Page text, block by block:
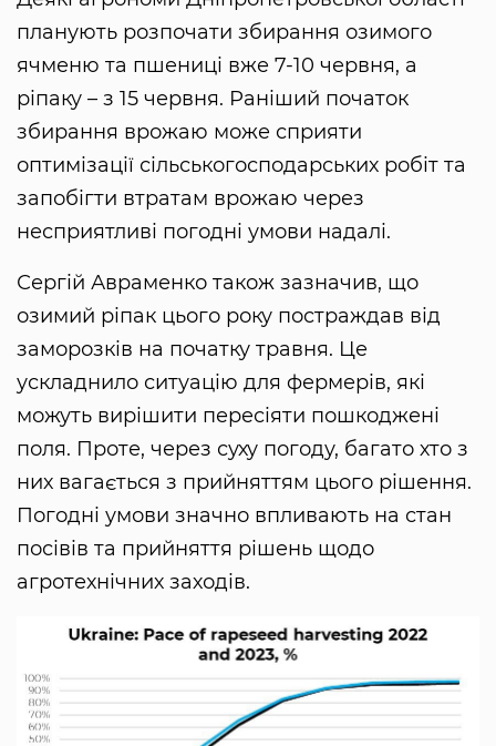
планують розпочати збирання озимого
ячменю та пшениці вже 7-10 червня, а
ріпаку – з 15 червня. Раніший початок
збирання врожаю може сприяти
оптимізації сільськогосподарських робіт та
запобігти втратам врожаю через
несприятливі погодні умови надалі.
Сергій Авраменко також зазначив, що
озимий ріпак цього року постраждав від
заморозків на початку травня. Це
ускладнило ситуацію для фермерів, які
можуть вирішити пересіяти пошкоджені
поля. Проте, через суху погоду, багато хто з
них вагається з прийняттям цього рішення.
Погодні умови значно впливають на стан
посівів та прийняття рішень щодо
агротехнічних заходів.